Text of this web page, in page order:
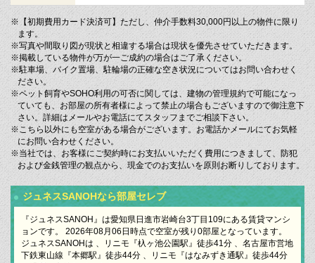
※【初期費用カード決済可】ただし、仲介手数料30,000円以上の物件に限り
ます。
※写真や間取り図が現状と相違する場合は現状を優先させていただきます。
※掲載している物件が万が一ご成約の場合はご了承ください。
※駐車場、バイク置場、駐輪場の正確な空き状況についてはお問い合わせく
ださい。
※ペット飼育やSOHO利用の可否に関しては、建物の管理規約で可能になっ
ていても、お部屋の所有者様によって禁止の場合もございますので御注意下
さい。詳細はメールやお電話にてスタッフまでご相談下さい。
※こちら以外にも空室がある場合がございます。お電話かメールにてお気軽
にお問い合わせください。
※当社では、お客様にご契約時にお支払いいただく費用につきまして、防犯
および金銭管理の観点から、現金でのお支払いを原則お断りしております。
ジュネスSANOHなら部屋セレブ
『ジュネスSANOH』は愛知県日進市岩崎台3丁目109にある賃貸マンシ
ョンです。 2026年08月06日時点で空室が残り0部屋となっています。
ジュネスSANOHは 、リニモ『杁ヶ池公園駅』徒歩41分 、名古屋市営地
下鉄東山線『本郷駅』徒歩44分 、リニモ『はなみずき通駅』徒歩44分